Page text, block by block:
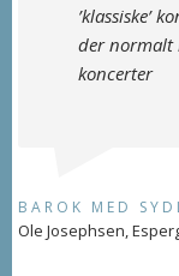
’klassiske’
der normalt
koncerter
BAROK MED
Ole Josephsen,